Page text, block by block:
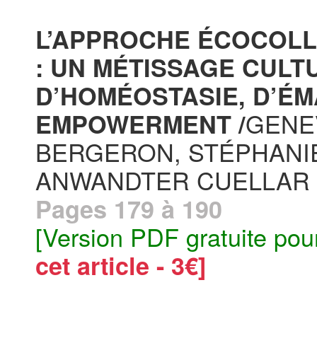
L’APPROCHE
: UN MÉTISSAGE
D’HOMÉOSTASIE,
EMPOWERMENT /
BERGERON,
ANWANDTER CUELLAR
Pages 179 à 190
[Version PDF gratuite
cet article - 3€]